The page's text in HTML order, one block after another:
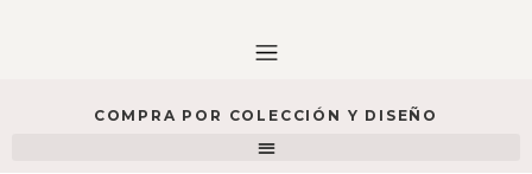
COMPRA POR COLECCIÓN Y DISEÑO